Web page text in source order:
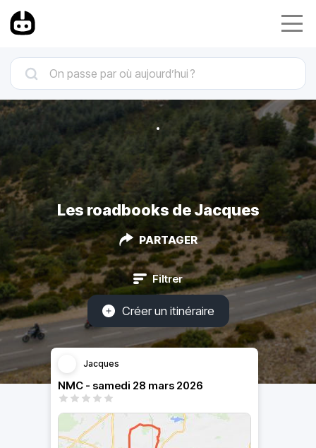
Les roadbooks de Jacques
PARTAGER
Filtrer
Créer un itinéraire
Jacques
NMC - samedi 28 mars 2026